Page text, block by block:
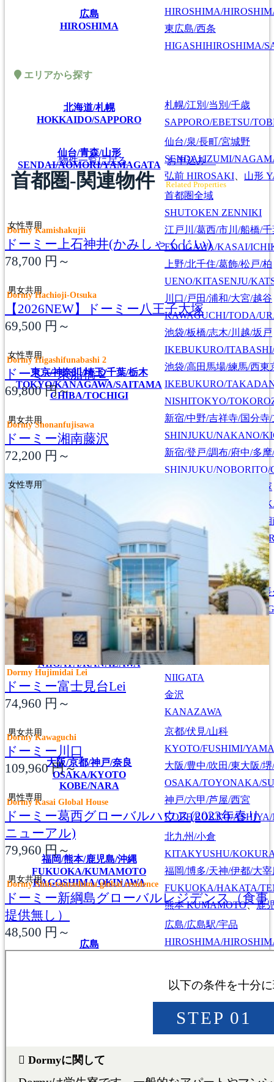
広島
HIROSHIMA
HIROSHIMA/
東広島/西条
HIGASHIHIROSHIMA/
エリアから探す
北海道/札幌
HOKKAIDO/SAPPORO
札幌/江別/当別/千歳
SAPPORO/EBETSU/
仙台/青森/山形
SENDAI/AOMORI/YAMAGATA
仙台/泉/長町/宮城野
SENDAI/IZUMI/
弘前 HIROSAKI 山形
東京/神奈川/埼玉/千葉/栃木
TOKYO/KANAGAWA/SAITAMA
CHIBA/TOCHIGI
首都圏全域
SHUTOKEN ZENNIKI
江戸川/葛西/市川/船橋/千
EDOGAWA/KASAI/
上野/北千住/葛飾/松戸/柏
UENO/KITASENJU/
川口/戸田/浦和/大宮/越谷
KAWAGUCHI/TODA/
池袋/板橋/志木/川越/坂戸
IKEBUKURO/
池袋/高田馬場/練馬/西東
IKEBUKURO/
NISHITOKYO/
新宿/中野/吉祥寺/国分寺
SHINJUKU/NAKANO/
新宿/登戸/調布/府中/多
SHINJUKU/
渋谷/川崎/蒲田/横浜/戸塚
SHIBUYA/KAWASAKI/
町田/相模原/厚木/大和/湘
MACHIDA/
宇都宮
UTSUNOMIYA
名古屋/甲府/新潟/金沢
NAGOYA/KOFU
NIIGATA/KANAZAWA
名古屋/千種/東山/日進/
NAGOYA/CHIKUSA/
甲府
KOFU
NIIGATA
金沢
KANAZAWA
大阪/京都/神戸/奈良
OSAKA/KYOTO
KOBE/NARA
京都/伏見/山科
KYOTO/FUSHIMI/
大阪/豊中/吹田/東大阪/
OSAKA/TOYONAKA/
神戸/六甲/芦屋/西宮
KOBE/ROKKO/
福岡/熊本/鹿児島/沖縄
FUKUOKA/KUMAMOTO
KAGOSHIMA/OKINAWA
北九州/小倉
KITAKYUSHU/
福岡/博多/天神/伊都/大宰
FUKUOKA/HAKATA/
熊本KUMAMOTO、鹿
広島
広島/広島駅/宇品
HIROSHIMA/
東京料理大学（神楽板キャンパス）
東京料理大学（神楽板キャンパス）
物件一覧に戻る お申込み
首都圏-関連物件 Related Properties
女性専用
Dormy Kamishakujii
ドーミー上石神井(かみしゃくじい)
78,700 円～
男女共用
Dormy Hachioji-Otsuka
【2026NEW】ドーミー八王子大塚
69,500 円～
女性専用
Dormy Higashifunabashi 2
ドーミー東船橋２
69,800円～
男女共用
Dormy Shonanfujisawa
ドーミー湘南藤沢
72,200 円～
女性専用
Dormy Hujimidai Lei
ドーミー富士見台Lei
74,960 円～
男女共用
Dormy Kawaguchi
ドーミー川口
109,960円～
男性専用
Dormy Kasai Global House
ドーミー葛西グローバルハウス(2023年春リ
ニューアル)
79,960 円～
男女共用
Dormy Shin-tsunashima global residence
ドーミー新綱島グローバルレジデンス（食事
提供無し）
48,500 円～